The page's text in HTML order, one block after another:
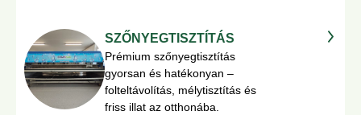
SZŐNYEGTISZTÍTÁS
Prémium szőnyegtisztítás
gyorsan és hatékonyan –
folteltávolítás, mélytisztítás és
friss illat az otthonába.